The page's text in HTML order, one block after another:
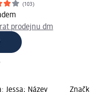
(103)
prodejnu dm
Jessa; Název
Značka: